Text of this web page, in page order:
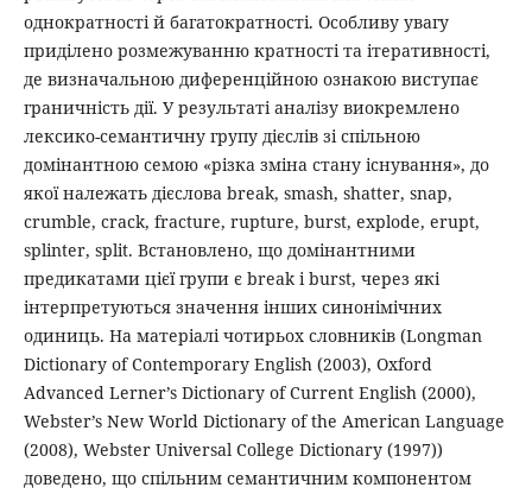
однократності й багатократності. Особливу увагу
приділено розмежуванню кратності та ітеративності,
де визначальною диференційною ознакою виступає
граничність дії. У результаті аналізу виокремлено
лексико-семантичну групу дієслів зі спільною
домінантною семою «різка зміна стану існування», до
якої належать дієслова break, smash, shatter, snap,
crumble, crack, fracture, rupture, burst, explode, erupt,
splinter, split. Встановлено, що домінантними
предикатами цієї групи є break і burst, через які
інтерпретуються значення інших синонімічних
одиниць. На матеріалі чотирьох словників (Longman
Dictionary of Contemporary English (2003), Oxford
Advanced Lerner’s Dictionary of Current English (2000),
Webster’s New World Dictionary of the American Language
(2008), Webster Universal College Dictionary (1997))
доведено, що спільним семантичним компонентом